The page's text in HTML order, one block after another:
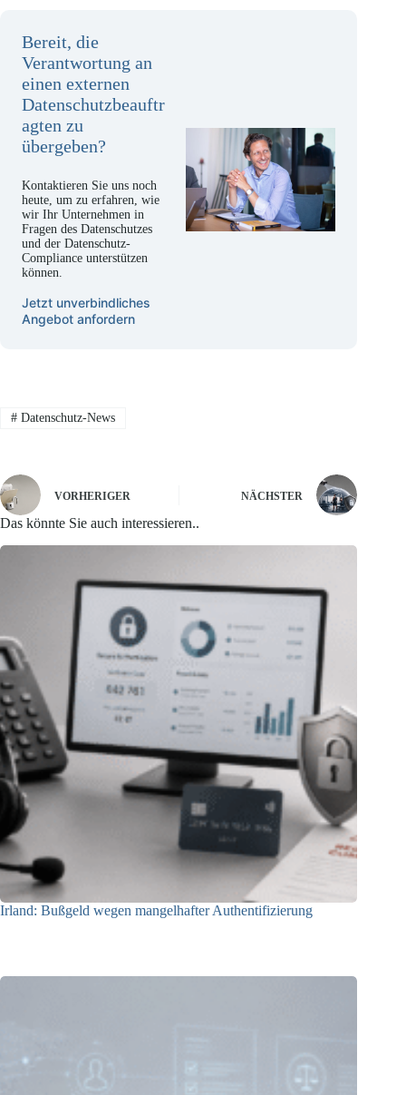
Bereit, die
Verantwortung an
einen externen
Datenschutzbeauftr
agten zu
übergeben?
Kontaktieren Sie uns noch
heute, um zu erfahren, wie
wir Ihr Unternehmen in
Fragen des Datenschutzes
und der Datenschutz-
Compliance unterstützen
können.
Jetzt unverbindliches
Angebot anfordern
#Datenschutz-News
VORHERIGER NÄCHSTER
Das könnte Sie auch interessieren..
Irland: Bußgeld wegen mangelhafter Authentifizierung